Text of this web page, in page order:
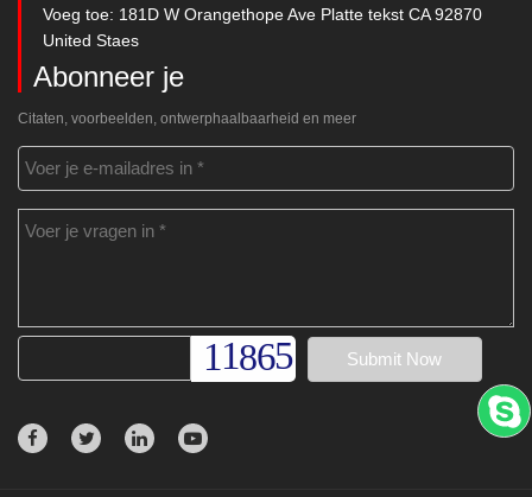
Voeg toe: 181D W Orangethope Ave Platte tekst CA 92870
United Staes
Abonneer je
Citaten, voorbeelden, ontwerphaalbaarheid en meer